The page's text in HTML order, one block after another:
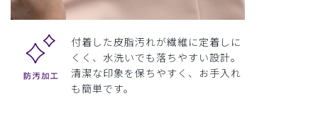
付着した皮脂汚れが繊維に定着しに
くく、水洗いでも落ちやすい設計。
清潔な印象を保ちやすく、お手入れ
も簡単です。